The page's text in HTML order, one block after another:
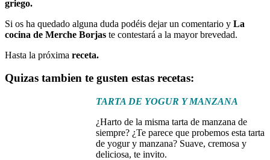
griego.
Si os ha quedado alguna duda podéis dejar un comentario y La
cocina de Merche Borjas te contestará a la mayor brevedad.
Hasta la próxima receta.
Quizas tambien te gusten estas recetas:
TARTA DE YOGUR Y MANZANA
¿Harto de la misma tarta de manzana de
siempre? ¿Te parece que probemos esta tarta
de yogur y manzana? Suave, cremosa y
deliciosa, te invito.